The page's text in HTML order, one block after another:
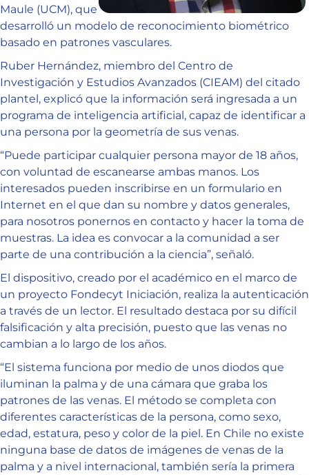
Maule (UCM), que
desarrolló un modelo de reconocimiento biométrico
basado en patrones vasculares.
Ruber Hernández, miembro del Centro de
Investigación y Estudios Avanzados (CIEAM) del citado
plantel, explicó que la información será ingresada a un
programa de inteligencia artificial, capaz de identificar a
una persona por la geometría de sus venas.
“Puede participar cualquier persona mayor de 18 años,
con voluntad de escanearse ambas manos. Los
interesados pueden inscribirse en un formulario en
Internet en el que dan su nombre y datos generales,
para nosotros ponernos en contacto y hacer la toma de
muestras. La idea es convocar a la comunidad a ser
parte de una contribución a la ciencia”, señaló.
El dispositivo, creado por el académico en el marco de
un proyecto Fondecyt Iniciación, realiza la autenticación
a través de un lector. El resultado destaca por su difícil
falsificación y alta precisión, puesto que las venas no
cambian a lo largo de los años.
“El sistema funciona por medio de unos diodos que
iluminan la palma y de una cámara que graba los
patrones de las venas. El método se completa con
diferentes características de la persona, como sexo,
edad, estatura, peso y color de la piel. En Chile no existe
ninguna base de datos de imágenes de venas de la
palma y a nivel internacional, también sería la primera